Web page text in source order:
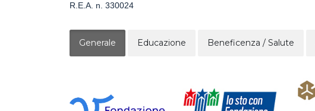
R.E.A. n. 330024
Generale Educazione Beneficenza / Salute